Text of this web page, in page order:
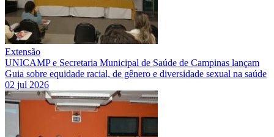
Extensão
UNICAMP e Secretaria Municipal de Saúde de Campinas lançam
Guia sobre equidade racial, de gênero e diversidade sexual na saúde
02 jul 2026